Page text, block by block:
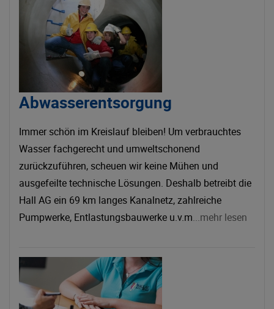
Abwasserentsorgung
Immer schön im Kreislauf bleiben! Um verbrauchtes
Wasser fachgerecht und umweltschonend
zurückzuführen, scheuen wir keine Mühen und
ausgefeilte technische Lösungen. Deshalb betreibt die
Hall AG ein 69 km langes Kanalnetz, zahlreiche
Pumpwerke, Entlastungsbauwerke u.v.m...mehr lesen